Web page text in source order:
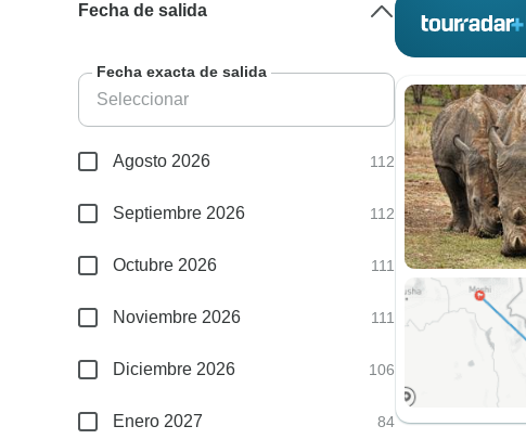
Fecha de salida
Fecha exacta de salida
Agosto 2026 112
Septiembre 2026 112
Octubre 2026 111
Noviembre 2026 111
Diciembre 2026 106
Enero 2027 84